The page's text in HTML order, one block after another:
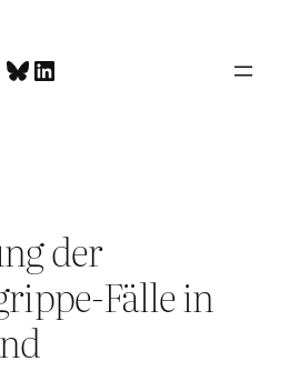
Bluesky
LinkedIn
der
Fälle in